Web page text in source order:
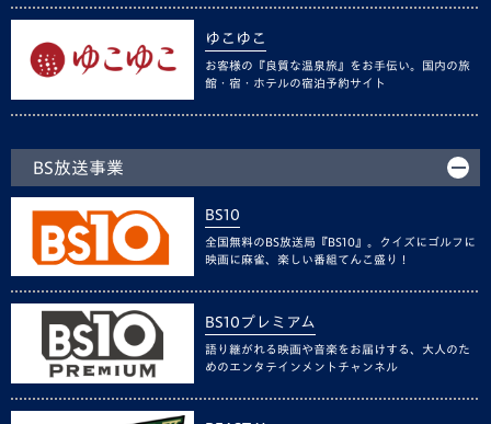
ゆこゆこ
お客様の『良質な温泉旅』をお手伝い。国内の旅
館・宿・ホテルの宿泊予約サイト
BS放送事業
BS10
全国無料のBS放送局『BS10』。クイズにゴルフに
映画に麻雀、楽しい番組てんこ盛り！
BS10プレミアム
語り継がれる映画や音楽をお届けする、大人のた
めのエンタテインメントチャンネル